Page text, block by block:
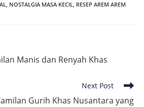
, NOSTALGIA MASA KECIL, RESEP AREM AREM
Manis dan Renyah Khas
Next Post
Gurih Khas Nusantara yang